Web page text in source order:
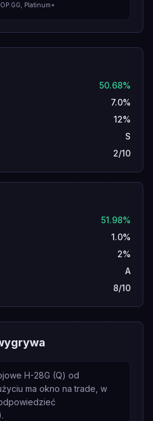
Platinum+
50.68%
7.0%
12%
S
2/10
51.98%
1.0%
2%
A
8/10
H-28G (Q) od
ma okno na trade, w